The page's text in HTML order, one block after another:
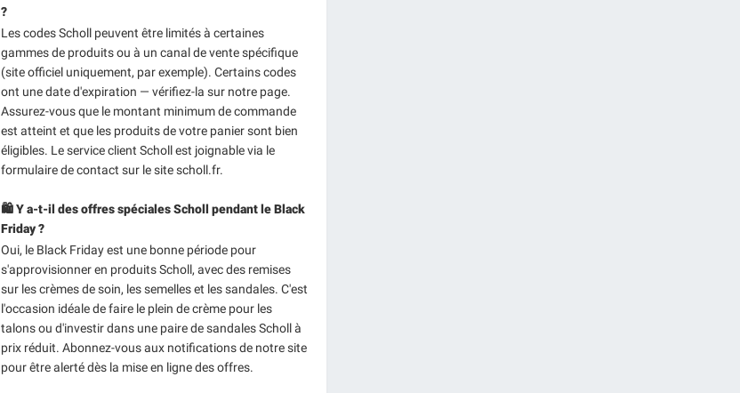
?
Les codes Scholl peuvent être limités à certaines
gammes de produits ou à un canal de vente spécifique
(site officiel uniquement, par exemple). Certains codes
ont une date d'expiration — vérifiez-la sur notre page.
Assurez-vous que le montant minimum de commande
est atteint et que les produits de votre panier sont bien
éligibles. Le service client Scholl est joignable via le
formulaire de contact sur le site scholl.fr.
🛍️ Y a-t-il des offres spéciales Scholl pendant le Black
Friday ?
Oui, le Black Friday est une bonne période pour
s'approvisionner en produits Scholl, avec des remises
sur les crèmes de soin, les semelles et les sandales. C'est
l'occasion idéale de faire le plein de crème pour les
talons ou d'investir dans une paire de sandales Scholl à
prix réduit. Abonnez-vous aux notifications de notre site
pour être alerté dès la mise en ligne des offres.